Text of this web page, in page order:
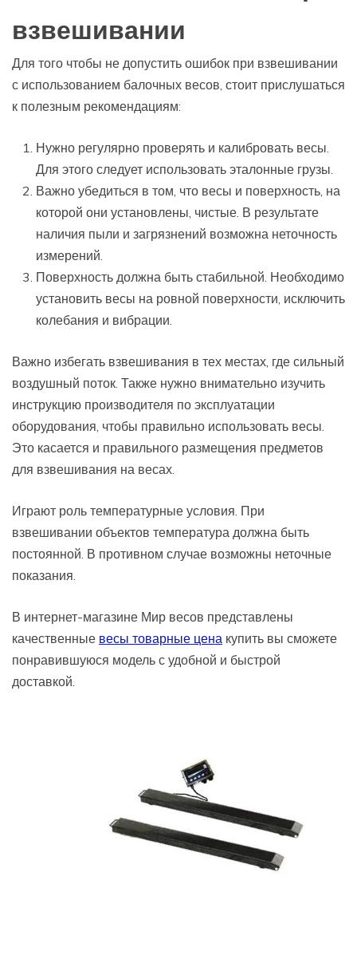
взвешивании
Для того чтобы не допустить ошибок при взвешивании
с использованием балочных весов, стоит прислушаться
к полезным рекомендациям:
Нужно регулярно проверять и калибровать весы.
Для этого следует использовать эталонные грузы.
Важно убедиться в том, что весы и поверхность, на
которой они установлены, чистые. В результате
наличия пыли и загрязнений возможна неточность
измерений.
Поверхность должна быть стабильной. Необходимо
установить весы на ровной поверхности, исключить
колебания и вибрации.
Важно избегать взвешивания в тех местах, где сильный
воздушный поток. Также нужно внимательно изучить
инструкцию производителя по эксплуатации
оборудования, чтобы правильно использовать весы.
Это касается и правильного размещения предметов
для взвешивания на весах.
Играют роль температурные условия. При
взвешивании объектов температура должна быть
постоянной. В противном случае возможны неточные
показания.
В интернет-магазине Мир весов представлены
качественные весы товарные цена купить вы сможете
понравившуюся модель с удобной и быстрой
доставкой.